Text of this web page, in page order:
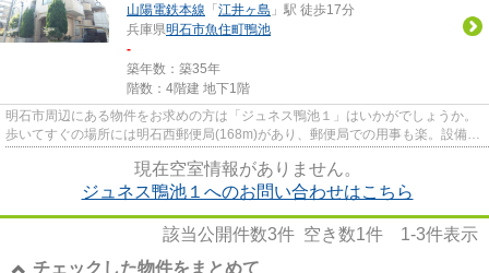
山陽電鉄本線 「 江井ヶ島 」駅 徒歩17分
兵庫県明石市魚住町鴨池
-
築年数：築35年
階数：4階建 地下1階
明石市周辺にある物件をお求めの方は「ジュネス鴨池１」はいかがでしょうか。
歩いてすぐの場所には明石西郵便局(168m)があり、郵便局での用事も楽。設備や
現在空室情報がありません。
ジュネス鴨池１へのお問い合わせはこちら
該当公開件数3件 空き数1件 1-3件表示
チェックした物件をまとめて